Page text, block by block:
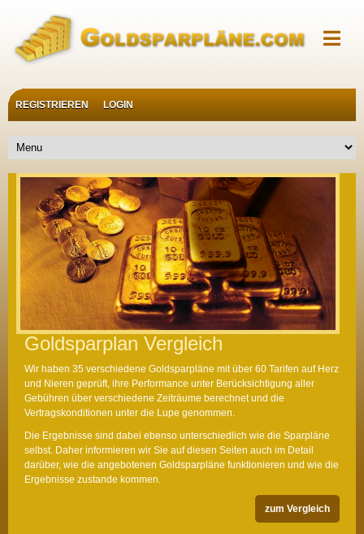
REGISTRIEREN LOGIN
Goldsparplan Vergleich
Wir haben 35 verschiedene Goldsparpläne mit über 60 Tarifen auf Herz
und Nieren geprüft, ihre Performance unter Berücksichtigung aller
Gebühren über verschiedene Zeiträume berechnet und die
Vertragskonditionen unter die Lupe genommen.
Die Ergebnisse sind dabei ebenso unterschiedlich wie die Sparpläne
selbst. Daher informieren wir Sie auf diesen Seiten auch im Detail
darüber, wie die angebotenen Goldsparpläne funktionieren und wie die
Ergebnisse zustande kommen.
zum Vergleich